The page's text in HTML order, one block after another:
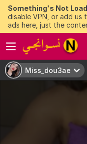
Something's Not
disable VPN, or add
ads here, just the
Miss_dou3ae